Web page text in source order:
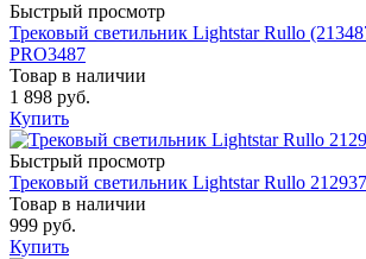
Быстрый просмотр
Трековый светильник Lightstar Rullo
PRO3487
Товар в наличии
1 898 руб.
Купить
Быстрый просмотр
Трековый светильник Lightstar Rullo 212937
Товар в наличии
999 руб.
Купить